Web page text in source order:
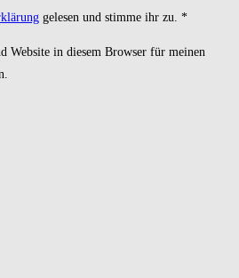
gelesen und stimme ihr zu. *
Website in diesem Browser für meinen